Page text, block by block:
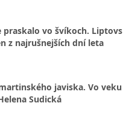
praskalo vo švíkoch.
z najrušnejších dní leta
javiska. Vo veku
Sudická